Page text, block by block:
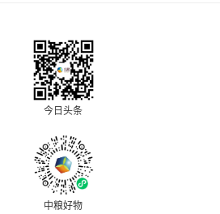
今日头条
中粮好物